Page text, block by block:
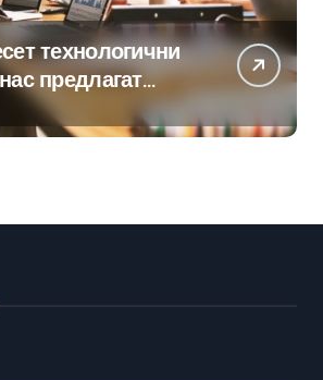
технологични
предлагат